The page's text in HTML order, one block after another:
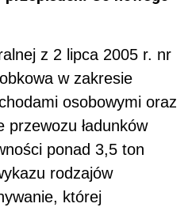
z 2 lipca 2005 r. nr
w zakresie
osobowymi oraz
przewozu ładunków
ponad 3,5 ton
rodzajów
której